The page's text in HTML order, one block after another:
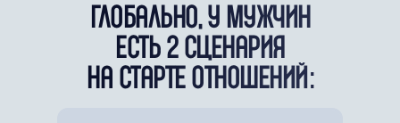
ГЛОБАЛЬНО, У МУЖЧИН
ЕСТЬ 2 СЦЕНАРИЯ
НА СТАРТЕ ОТНОШЕНИЙ: